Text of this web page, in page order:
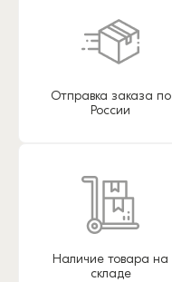
Отправка заказа по
России
Наличие товара на
складе